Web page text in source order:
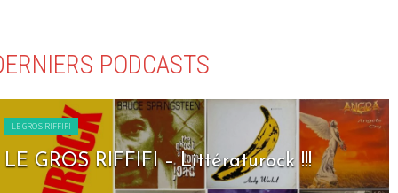
PODCASTS
LE GROS RIFFIFI
LE GROS RIFFIFI – Littératurock !!!